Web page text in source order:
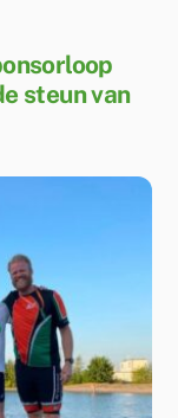
steun van